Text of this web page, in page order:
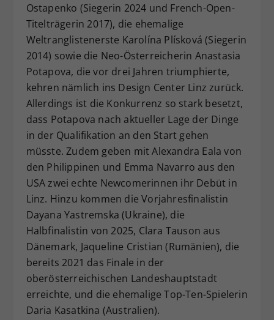
Ostapenko (Siegerin 2024 und French-Open-
Titelträgerin 2017), die ehemalige
Weltranglistenerste Karolína Plísková (Siegerin
2014) sowie die Neo-Österreicherin Anastasia
Potapova, die vor drei Jahren triumphierte,
kehren nämlich ins Design Center Linz zurück.
Allerdings ist die Konkurrenz so stark besetzt,
dass Potapova nach aktueller Lage der Dinge
in der Qualifikation an den Start gehen
müsste. Zudem geben mit Alexandra Eala von
den Philippinen und Emma Navarro aus den
USA zwei echte Newcomerinnen ihr Debüt in
Linz. Hinzu kommen die Vorjahresfinalistin
Dayana Yastremska (Ukraine), die
Halbfinalistin von 2025, Clara Tauson aus
Dänemark, Jaqueline Cristian (Rumänien), die
bereits 2021 das Finale in der
oberösterreichischen Landeshauptstadt
erreichte, und die ehemalige Top-Ten-Spielerin
Daria Kasatkina (Australien).